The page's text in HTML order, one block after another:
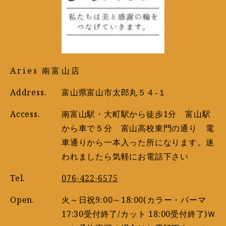
Aries 南富山店
Address.
富山県富山市太郎丸５４‐１
Access.
南富山駅・大町駅から徒歩1分 富山駅
から車で５分 富山高校東門の通り 電
車通りから一本入った所になります。迷
われましたら気軽にお電話下さい
Tel.
076-422-6575
Open.
火～日祝9:00～18:00(カラー・パーマ
17:30受付終了/カット 18:00受付終了)Ｗ